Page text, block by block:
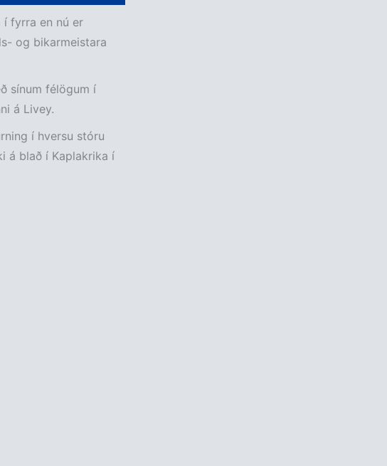
í fyrra en nú er
og bikarmeistara
sínum félögum í
á Livey.
í hversu stóru
á blað í Kaplakrika í